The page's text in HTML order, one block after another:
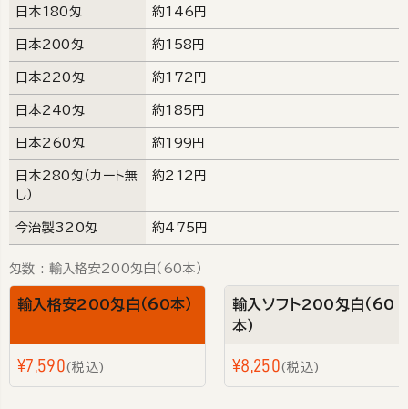
日本180匁 約146円
日本200匁 約158円
日本220匁 約172円
日本240匁 約185円
日本260匁 約199円
日本280匁（カート無
し）
約212円
今治製320匁 約475円
匁数 輸入格安200匁白（60本）
輸入格安200匁白（60本）
¥7,590 税込
輸入ソフト200匁白（60
本）
¥8,250 税込